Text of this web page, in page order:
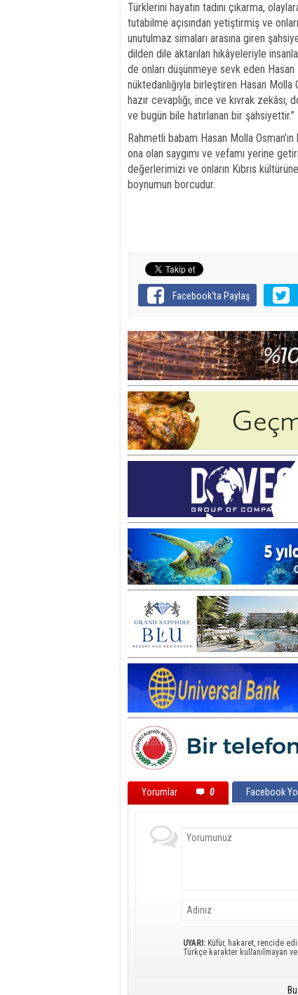
Türklerini hayatın tadını çıkarma,
tutabilme açısından yetiştirmiş ve
unutulmaz simaları arasına giren
dilden dile aktarılan hikâyeleriyle
de onları düşünmeye sevk eden Hasan
nüktedanlığıyla birleştiren Hasan Molla
hazır cevaplığı, ince ve kıvrak
ve bugün bile hatırlanan bir şahsiyettir.”
Rahmetli babam Hasan Molla
ona olan saygımı ve vefamı yerine
değerlerimizi ve onların Kıbrıs
boynumun borcudur.
Facebook'ta Paylaş
Yorumlar 0 Facebook
UYARI: Küfür, hakaret, rencide
Türkçe karakter kullanılmayan